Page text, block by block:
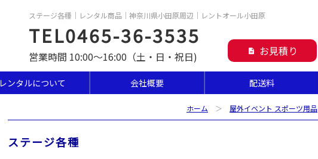
ステージ各種｜レンタル商品｜神奈川県小田原周辺｜レントオール小田原
TEL0465-36-3535
営業時間 10:00～16:00（土・日・祝日) description お見積り
レンタルについて 会社概要 配送料
ホーム ＞ 屋外イベント スポーツ用品
ステージ各種